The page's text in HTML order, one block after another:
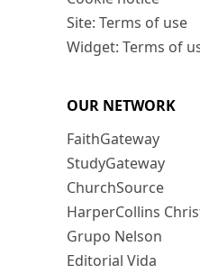
Site: Terms of use
Widget: Terms of
OUR NETWORK
FaithGateway
StudyGateway
ChurchSource
HarperCollins
Grupo Nelson
Editorial Vida